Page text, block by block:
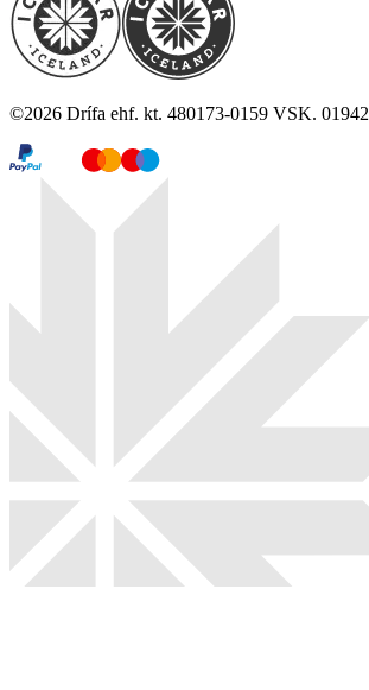
©2026 Drífa ehf. kt. 480173-0159 VSK. 01942